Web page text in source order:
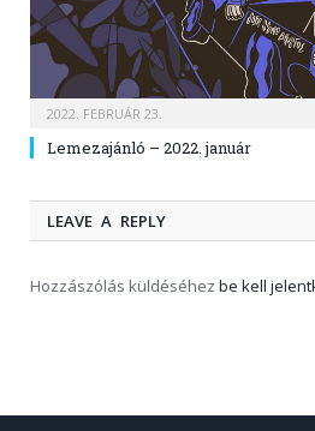
2022. FEBRUÁR 23.
Lemezajánló – 2022. január
LEAVE A REPLY
Hozzászólás küldéséhez be kell